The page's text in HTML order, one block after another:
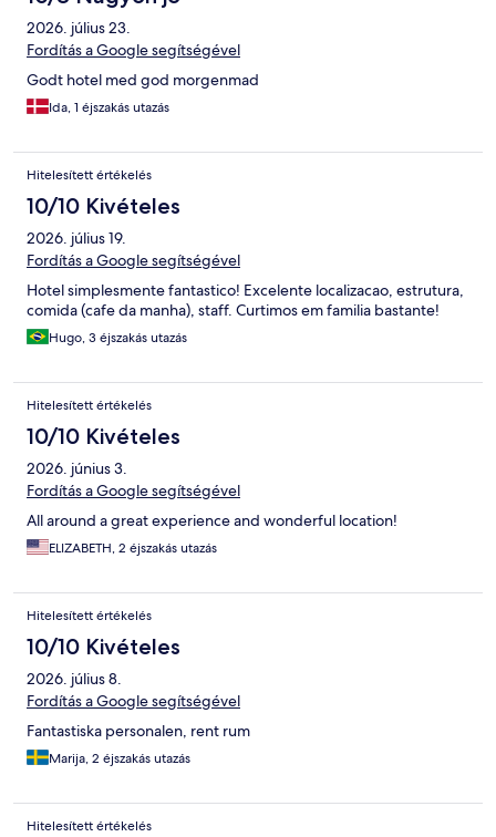
2026. július 23.
Fordítás a Google segítségével
Godt hotel med god morgenmad
Ida, 1 éjszakás utazás
Hitelesített értékelés
10/10 Kivételes
2026. július 19.
Fordítás a Google segítségével
Hotel simplesmente fantastico! Excelente localizacao, estrutura,
comida (cafe da manha), staff. Curtimos em familia bastante!
Hugo, 3 éjszakás utazás
Hitelesített értékelés
10/10 Kivételes
2026. június 3.
Fordítás a Google segítségével
All around a great experience and wonderful location!
ELIZABETH, 2 éjszakás utazás
Hitelesített értékelés
10/10 Kivételes
2026. július 8.
Fordítás a Google segítségével
Fantastiska personalen, rent rum
Marija, 2 éjszakás utazás
Hitelesített értékelés